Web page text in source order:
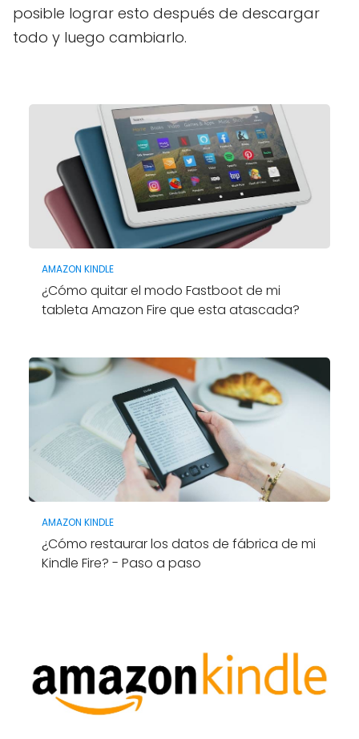
posible lograr esto después de descargar
todo y luego cambiarlo.
AMAZON KINDLE
¿Cómo quitar el modo Fastboot de mi
tableta Amazon Fire que esta atascada?
AMAZON KINDLE
¿Cómo restaurar los datos de fábrica de mi
Kindle Fire? - Paso a paso